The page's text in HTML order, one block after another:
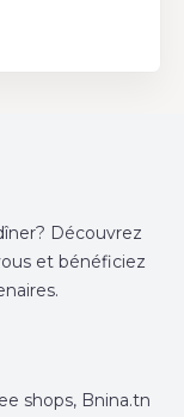
Découvrez
et bénéficiez
shops, Bnina.tn